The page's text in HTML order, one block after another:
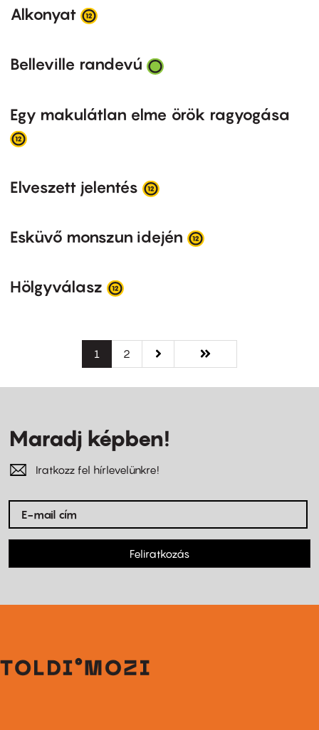
Alkonyat
Belleville randevú
Egy makulátlan elme örök ragyogása
Elveszett jelentés
Esküvő monszun idején
Hölgyválasz
Oldalszámozás
Jelenlegi
oldal
1 Oldal
2
Következő
oldal
››
Utolsó
oldal
Utolsó »
Maradj képben!
Iratkozz fel hírlevelünkre!
Feliratkozás